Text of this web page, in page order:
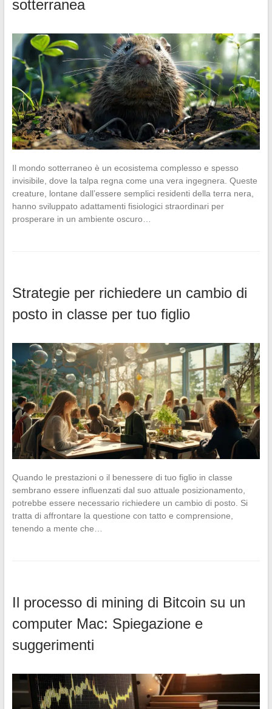
sotterranea
Il mondo sotterraneo è un ecosistema complesso e spesso
invisibile, dove la talpa regna come una vera ingegnera. Queste
creature, lontane dall’essere semplici residenti della terra nera,
hanno sviluppato adattamenti fisiologici straordinari per
prosperare in un ambiente oscuro…
Strategie per richiedere un cambio di
posto in classe per tuo figlio
Quando le prestazioni o il benessere di tuo figlio in classe
sembrano essere influenzati dal suo attuale posizionamento,
potrebbe essere necessario richiedere un cambio di posto. Si
tratta di affrontare la questione con tatto e comprensione,
tenendo a mente che…
Il processo di mining di Bitcoin su un
computer Mac: Spiegazione e
suggerimenti